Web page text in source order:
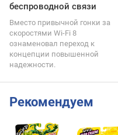
беспроводной связи
Вместо привычной гонки за
скоростями Wi-Fi 8
ознаменовал переход к
концепции повышенной
надежности.
Рекомендуем